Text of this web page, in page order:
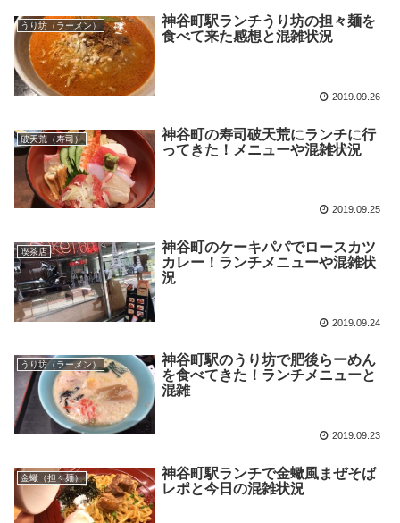
うり坊（ラーメン）
神谷町駅ランチうり坊の担々麺を
食べて来た感想と混雑状況
2019.09.26
破天荒（寿司）
神谷町の寿司破天荒にランチに行
ってきた！メニューや混雑状況
2019.09.25
喫茶店
神谷町のケーキパパでロースカツ
カレー！ランチメニューや混雑状
況
2019.09.24
うり坊（ラーメン）
神谷町駅のうり坊で肥後らーめん
を食べてきた！ランチメニューと
混雑
2019.09.23
金蠍（担々麺）
神谷町駅ランチで金蠍風まぜそば
レポと今日の混雑状況